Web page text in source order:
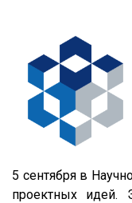
5 сентября в
проектных идей.